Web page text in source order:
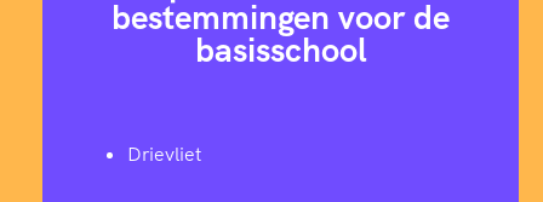
bestemmingen voor de
basisschool
Drievliet